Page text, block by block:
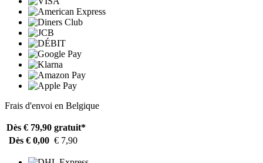
Frais d'envoi en Belgique
Dès € 79,90 gratuit*
Dès € 0,00 € 7,90